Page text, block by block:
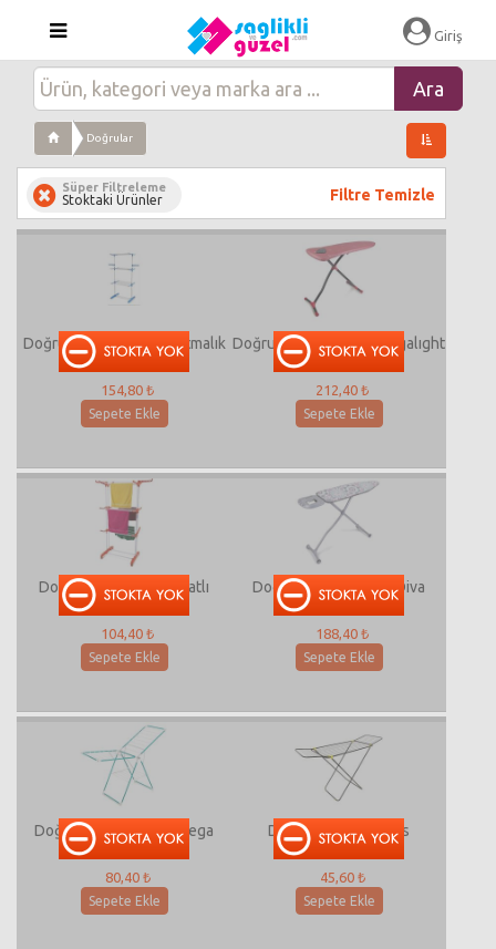
Giriş
Doğrular
Süper Filtreleme
Stoktaki Ürünler Filtre Temizle
Doğrular Fıt 3 Katlı Kurutmalık
154,80 ₺
Sepete Ekle
Doğrular Ütü Masası Megalıght
S
212,40 ₺
Sepete Ekle
Doğrular Tıga Metal Katlı
Kurutmalık
104,40 ₺
Sepete Ekle
Doğrular Ütü Masası Diva
188,40 ₺
Sepete Ekle
Doğrular Kurutmalık Mega
Color
80,40 ₺
Sepete Ekle
Doğrular House Plus
Kurutmalık 2001
45,60 ₺
Sepete Ekle